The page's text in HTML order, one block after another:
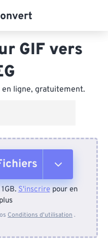
GIF vers
en ligne, gratuitement.
S'inscrirepour en
Conditions d'utilisation .